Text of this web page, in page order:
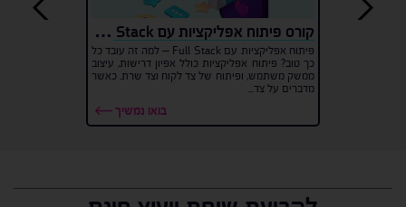
קורס פיתוח אפליקציות עם Full Stack יתרונות
פיתוח אפליקציות עם Full Stack – למה זה עובד כל
כך טוב? פיתוח אפליקציות כולל אפיון דרישות, עיצוב
ממשק משתמש, ופיתוח של צד לקוח וצד שרת. כאשר
מדברים על צד...
בואו נמשיך